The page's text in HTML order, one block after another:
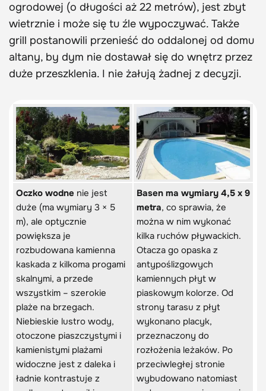
ogrodowej (o długości aż 22 metrów), jest zbyt
wietrznie i może się tu źle wypoczywać. Także
grill postanowili przenieść do oddalonej od domu
altany, by dym nie dostawał się do wnętrz przez
duże przeszklenia. I nie żałują żadnej z decyzji.
Oczko wodne nie jest
duże (ma wymiary 3 × 5
m), ale optycznie
powiększa je
rozbudowana kamienna
kaskada z kilkoma progami
skalnymi, a przede
wszystkim – szerokie
plaże na brzegach.
Niebieskie lustro wody,
otoczone piaszczystymi i
kamienistymi plażami
widoczne jest z daleka i
ładnie kontrastuje z
Basen ma wymiary 4,5 x 9
metra, co sprawia, że
można w nim wykonać
kilka ruchów pływackich.
Otacza go opaska z
antypoślizgowych
kamiennych płyt w
piaskowym kolorze. Od
strony tarasu z płyt
wykonano placyk,
przeznaczony do
rozłożenia leżaków. Po
przeciwległej stronie
wybudowano natomiast